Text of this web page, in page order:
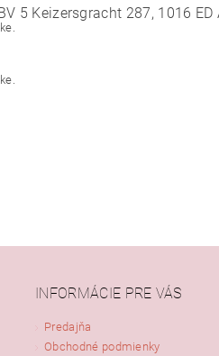
5 Keizersgracht 287, 1016
ochrany osobných údajov
INFORMÁCIE PRE VÁS
Predajňa
Obchodné podmienky